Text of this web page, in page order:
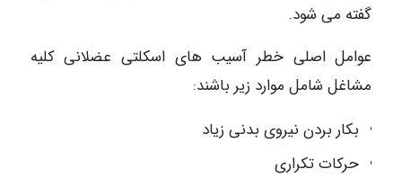
گفته می‌‌ شود.
عوامل اصلی خطر آسیب های اسکلتی عضلانی کلیه
مشاغل شامل موارد زیر باشند:
بکار بردن نیروی بدنی زیاد
حرکات تکراری